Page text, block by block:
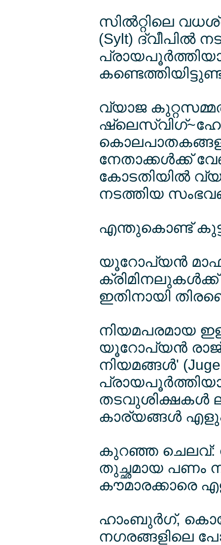
സില്‍റ്റിലെ
(Sylt) ദ്വീപില്‍
വ്യാജ
നേതാക്കള്‍ക്ക്
കോടതിയില്‍
നടത്തിയ
എന്തുകൊണ്ട്
യൂറോപ്യന്‍
ഇതിനായി
നിയമപരമായ
യൂറോപ്യന്‍
നിയമങ്ങള്‍'
തടവുശിക്ഷകള്‍
കാര്യങ്ങള്‍
കുറഞ്ഞ ചെലവ്:
തുച്ഛമായ പണം
കൗമാരക്കാരെ
ഹാംബുര്‍ഗ്,
നഗരങ്ങളിലെ